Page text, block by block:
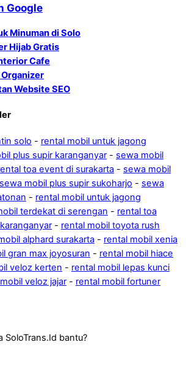
Google
Minuman di Solo
Hijab Gratis
Cafe
Website SEO
solo - rental mobil untuk jagong
plus supir karanganyar - sewa mobil
toa event di surakarta - sewa mobil
sewa mobil plus supir sukoharjo - sewa
- rental mobil untuk jagong
terdekat di serengan - rental toa
- rental mobil toyota rush
alphard surakarta - rental mobil xenia
gran max joyosuran - rental mobil hiace
veloz kerten - rental mobil lepas kunci
veloz jajar - rental mobil fortuner
SoloTrans.Id bantu?